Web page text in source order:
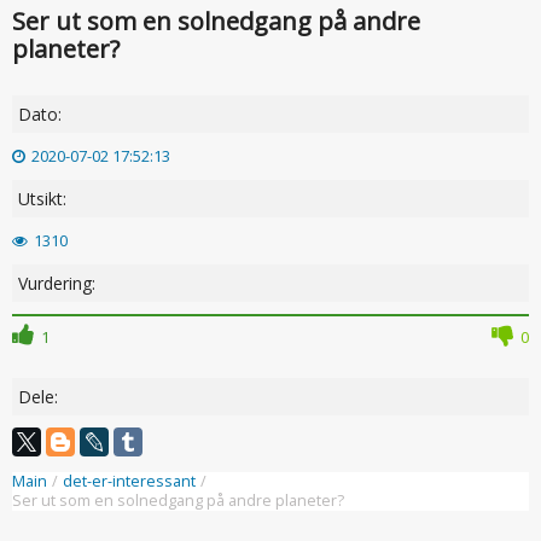
Ser ut som en solnedgang på andre
planeter?
Dato:
2020-07-02 17:52:13
Utsikt:
1310
Vurdering:
1 0
Dele:
Main / det-er-interessant /
Ser ut som en solnedgang på andre planeter?